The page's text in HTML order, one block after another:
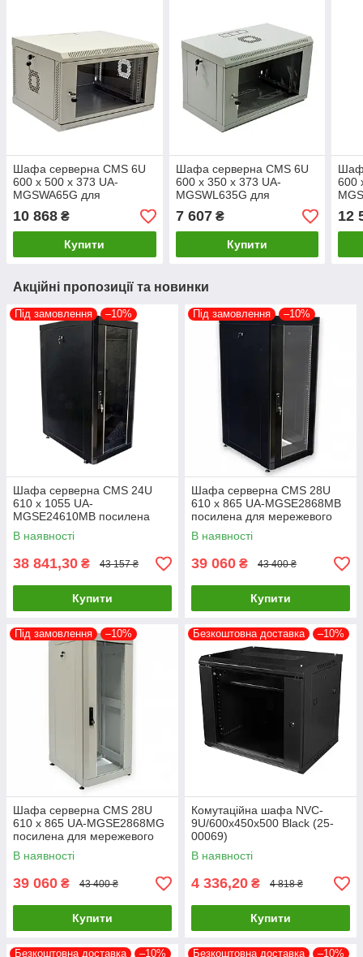
Шафа серверна CMS 6U
600 х 500 х 373 UA-
MGSWA65G для
мережевого обладнання
10 868 ₴
Купити
Шафа серверна CMS 6U
600 x 350 x 373 UA-
MGSWL635G для
мережевого обладнання
7 607₴
Купити
600
12
Акційні пропозиції та новинки
Під замовлення –10%
Шафа серверна CMS 24U
610 х 1055 UA-
MGSE24610MB посилена
для мережевого обладнання
В наявності
38 841,30 ₴ 43 157 ₴
Купити
Під замовлення –10%
Шафа серверна CMS 28U
610 х 865 UA-MGSE2868MB
посилена для мережевого
обладнання
В наявності
39 060 ₴ 43 400 ₴
Купити
Під замовлення –10%
Шафа серверна CMS 28U
610 х 865 UA-MGSE2868MG
посилена для мережевого
обладнання
В наявності
39 060 ₴ 43 400 ₴
Купити
Безкоштовна доставка –10%
Комутаційна шафа NVC-
9U/600x450x500 Black (25-
00069)
В наявності
4 336,20 ₴ 4 818 ₴
Купити
Безкоштовна доставка –10% Безкоштовна доставка –10%